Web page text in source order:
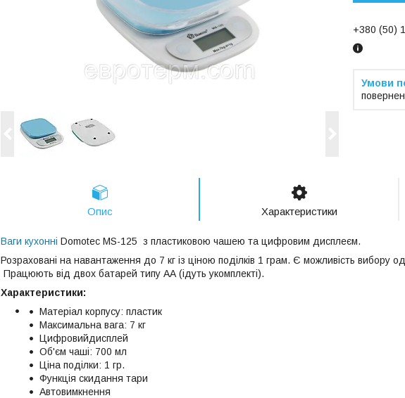
+380 (50)
Опис Характеристики
Ваги кухонні Domotec MS-125 з пластиковою чашею та цифровим дисплеєм.
Розраховані на навантаження до 7 кг із ціною поділків 1 грам. Є можливість вибору
Працюють від двох батарей типу АА (ідуть укомплекті).
Характеристики:
Матеріал корпусу: пластик
Максимальна вага: 7 кг
Цифровийдисплей
Об'єм чаші: 700 мл
Ціна поділки: 1 гр.
Функція скидання тари
Автовимкнення